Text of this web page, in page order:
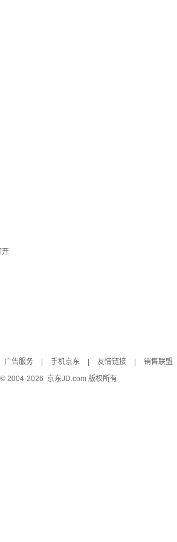
开
广告服务 手机京东 友情链接 销售联盟
2004-2026 京东JD.com 版权所有